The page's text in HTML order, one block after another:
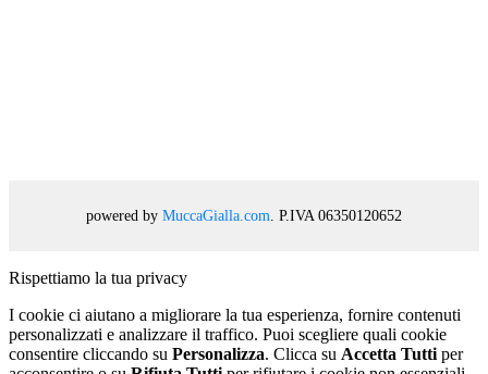
powered by MuccaGialla.com . P.IVA 06350120652
Rispettiamo la tua privacy
I cookie ci aiutano a migliorare la tua esperienza, fornire contenuti
personalizzati e analizzare il traffico. Puoi scegliere quali cookie
consentire cliccando su Personalizza. Clicca su Accetta Tutti per